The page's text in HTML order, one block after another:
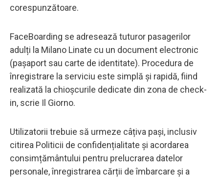
corespunzătoare.
FaceBoarding se adresează tuturor pasagerilor
adulți la Milano Linate cu un document electronic
(pașaport sau carte de identitate). Procedura de
înregistrare la serviciu este simplă și rapidă, fiind
realizată la chioșcurile dedicate din zona de check-
in, scrie Il Giorno.
Utilizatorii trebuie să urmeze câțiva pași, inclusiv
citirea Politicii de confidențialitate și acordarea
consimțământului pentru prelucrarea datelor
personale, înregistrarea cărții de îmbarcare și a